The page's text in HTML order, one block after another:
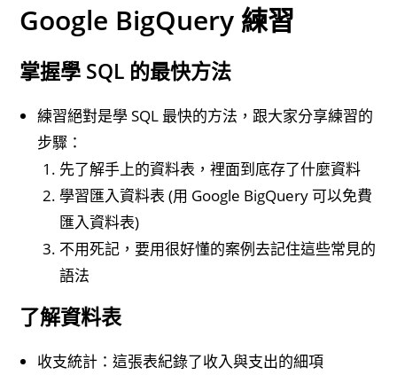
Google BigQuery 練習
掌握學 SQL 的最快方法
練習絕對是學 SQL 最快的方法，跟大家分享練習的
步驟：
先了解手上的資料表，裡面到底存了什麼資料
學習匯入資料表 (用 Google BigQuery 可以免費
匯入資料表)
不用死記，要用很好懂的案例去記住這些常見的
語法
了解資料表
收支統計：這張表紀錄了收入與支出的細項